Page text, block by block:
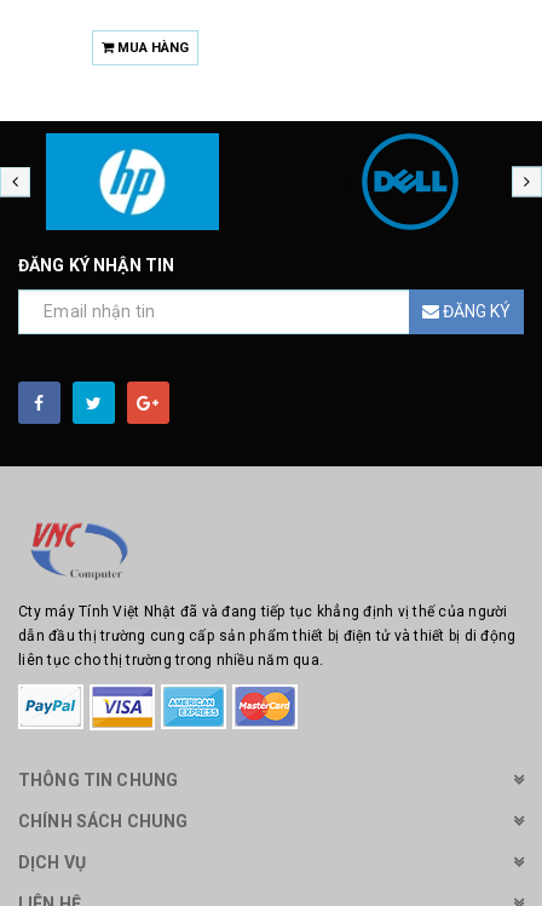
MUA HÀNG
ĐĂNG KÝ NHẬN TIN
ĐĂNG KÝ
Cty máy Tính Việt Nhật đã và đang tiếp tục khẳng định vị thế của người
dẫn đầu thị trường cung cấp sản phẩm thiết bị điện tử và thiết bị di động
liên tục cho thị trường trong nhiều năm qua.
THÔNG TIN CHUNG
CHÍNH SÁCH CHUNG
DỊCH VỤ